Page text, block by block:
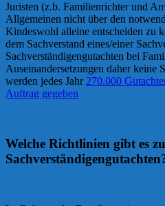
Juristen (z.b. Familienrichter und
Allgemeinen nicht über den
Kindeswohl alleine entscheiden zu
dem Sachverstand eines/einer
Sachverständigengutachten bei
Auseinandersetzungen daher keine
werden jedes Jahr 270.000
Auftrag gegeben
Welche Richtlinien gibt es